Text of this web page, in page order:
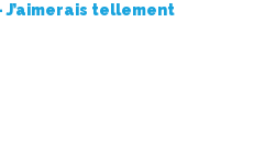
J’aimerais tellement